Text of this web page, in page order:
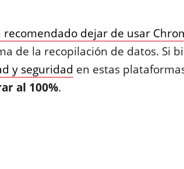
dejar de usar
de la recopilación de datos. Si
y seguridad en estas
al 100%.